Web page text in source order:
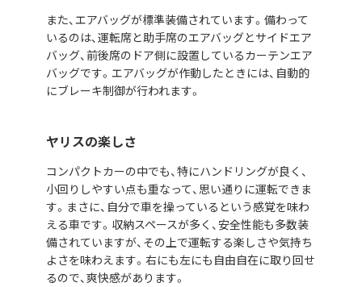
また、エアバッグが標準装備されています。備わって
いるのは、運転席と助手席のエアバッグとサイドエア
バッグ、前後席のドア側に設置しているカーテンエア
バッグです。エアバッグが作動したときには、自動的
にブレーキ制御が行われます。
ヤリスの楽しさ
コンパクトカーの中でも、特にハンドリングが良く、
小回りしやすい点も重なって、思い通りに運転できま
す。まさに、自分で車を操っているという感覚を味わ
える車です。収納スペースが多く、安全性能も多数装
備されていますが、その上で運転する楽しさや気持ち
よさを味わえます。右にも左にも自由自在に取り回せ
るので、爽快感があります。